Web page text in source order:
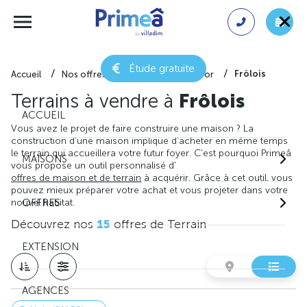
Étude gratuite
ACCUEIL
MAISONS
OFFRES
EXTENSION
AGENCES
Accueil Nos offres de terrain Côte-d'or Frôlois
Terrains à vendre à Frôlois
Vous avez le projet de faire construire une maison ? La
construction d'une maison implique d'acheter en même temps
le terrain qui accueillera votre futur foyer. C'est pourquoi Primeâ
vous propose un outil personnalisé d'
offres de maison et de terrain à acquérir. Grâce à cet outil, vous
pouvez mieux préparer votre achat et vous projeter dans votre
nouvel habitat.
Découvrez nos15offres de Terrain